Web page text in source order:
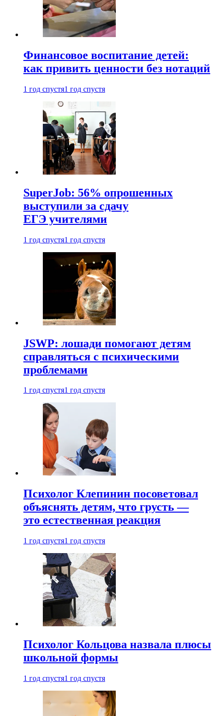
Финансовое воспитание детей:
как привить ценности без нотаций
1 год спустя1 год спустя
SuperJob: 56% опрошенных
выступили за сдачу
ЕГЭ учителями
1 год спустя1 год спустя
JSWP: лошади помогают детям
справляться с психическими
проблемами
1 год спустя1 год спустя
Психолог Клепинин посоветовал
объяснять детям, что грусть —
это естественная реакция
1 год спустя1 год спустя
Психолог Кольцова назвала плюсы
школьной формы
1 год спустя1 год спустя